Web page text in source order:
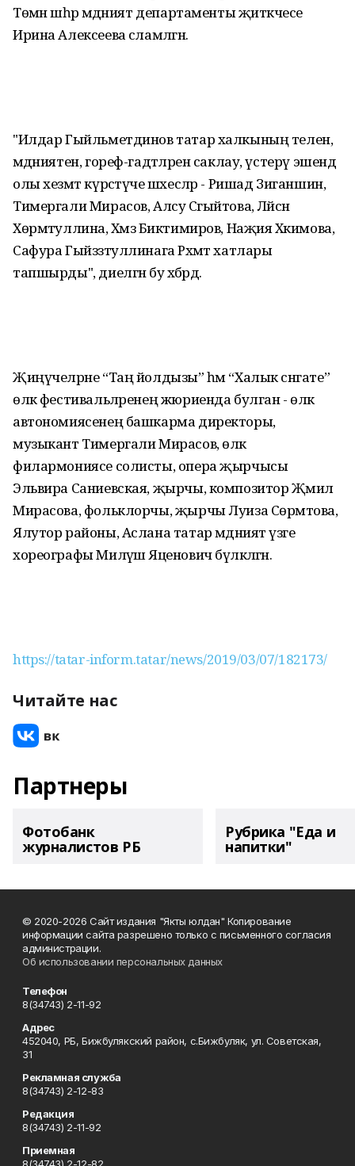
Төмән шәһәр мәдәният департаменты җитәкчесе
Ирина Алексеева сәламләгән.
"Илдар Гыйльметдинов татар халкының телен,
мәдәниятен, гореф-гадәтләрен саклау, үстерү эшендә
олы хезмәт күрсәтүче шәхесләр - Ришад Зиганшин,
Тимергали Мирасов, Алсу Сәгыйтова, Ләйсән
Хөрмәтуллина, Хәмзә Биктимиров, Наҗия Хәкимова,
Сафура Гыйззәтуллинага Рәхмәт хатлары
тапшырды", диелгән бу хәбәрдә.
Җиңүчеләрне “Таң йолдызы” һәм “Халык сәнгате”
өлкә фестивальләренең жюриенда булган - өлкә
автономиясенең башкарма директоры,
музыкант Тимергали Мирасов, өлкә
филармониясе солисты, опера җырчысы
Эльвира Саниевская, җырчы, композитор Җәмилә
Мирасова, фольклорчы, җырчы Луиза Сөрмәтова,
Ялутор районы, Аслана татар мәдәният үзәге
хореографы Миләүшә Яценович бүләкләгән.
https://tatar-inform.tatar/news/2019/03/07/182173/
Читайте нас
Партнеры
Фотобанк
журналистов РБ
Рубрика "Еда и
напитки"
© 2020-2026 Сайт издания "Якты юлдан" Копирование
информации сайта разрешено только с письменного согласия
администрации.
Об использовании персональных данных
Телефон
8(34743) 2-11-92
Адрес
452040, РБ, Бижбулякский район, с.Бижбуляк, ул. Советская,
31
Рекламная служба
8(34743) 2-12-83
Редакция
8(34743) 2-11-92
Приемная